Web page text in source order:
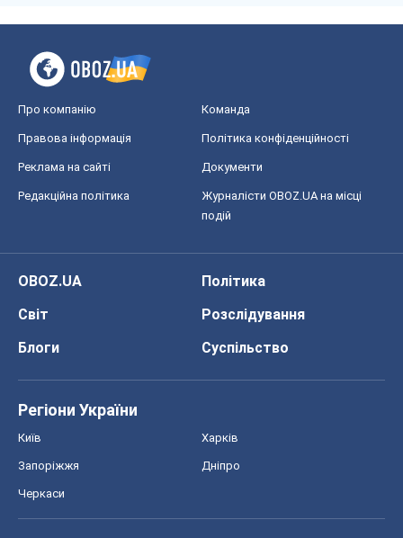
Про компанію Команда
Правова інформація Політика конфіденційності
Реклама на сайті Документи
Редакційна політика
Журналісти OBOZ.UA на місці
подій
OBOZ.UA
Політика
Світ
Розслідування
Блоги
Суспільство
Регіони України
Київ Харків
Запоріжжя Дніпро
Черкаси